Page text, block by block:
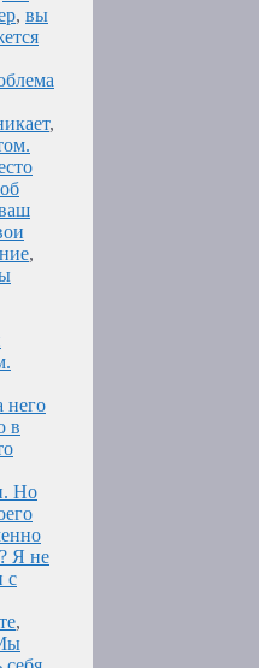
, вы
,
,
него
в
Но
Я не
с
,